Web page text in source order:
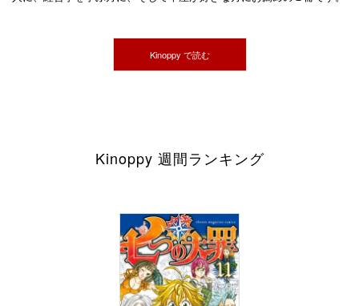
Kinoppy で読む
Kinoppy 週間ランキング